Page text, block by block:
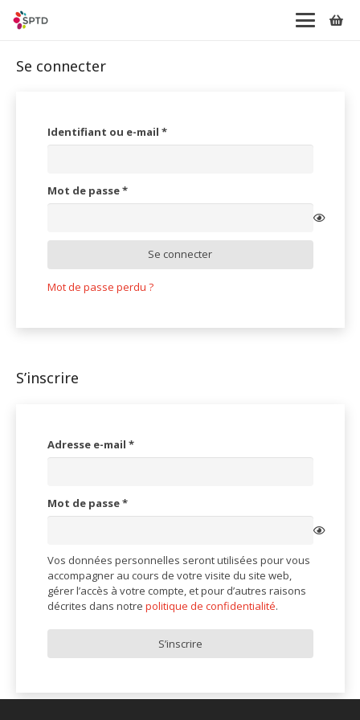
Se connecter
Identifiant ou e-mail *Obligatoire
Mot de passe*Obligatoire
Se connecter
Mot de passe perdu ?
S’inscrire
Adresse e-mail *Obligatoire
Mot de passe*Obligatoire
Vos données personnelles seront utilisées pour vous
accompagner au cours de votre visite du site web,
gérer l’accès à votre compte, et pour d’autres raisons
décrites dans notre politique de confidentialité.
S’inscrire